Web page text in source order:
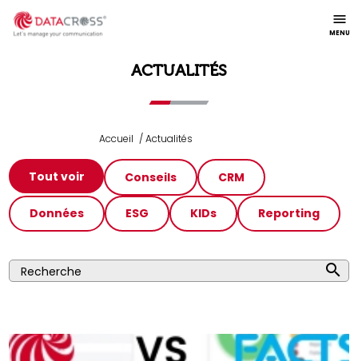
menu
MENU
ACTUALITÉS
Accueil Actualités
Tout voir Conseils CRM
Données ESG KIDs Reporting
Recherche search